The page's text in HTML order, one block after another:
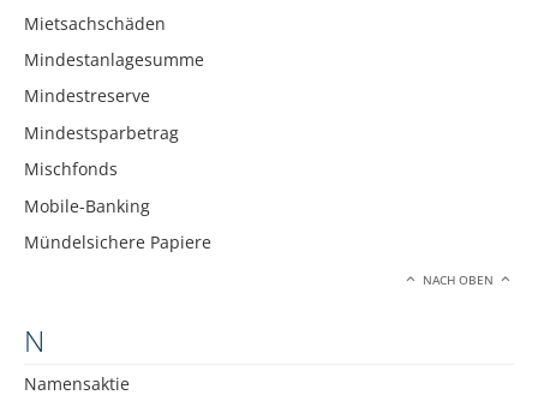
Mietsachschäden
Mindestanlagesumme
Mindestreserve
Mindestsparbetrag
Mischfonds
Mobile-Banking
Mündelsichere Papiere
NACH OBEN
N
Namensaktie